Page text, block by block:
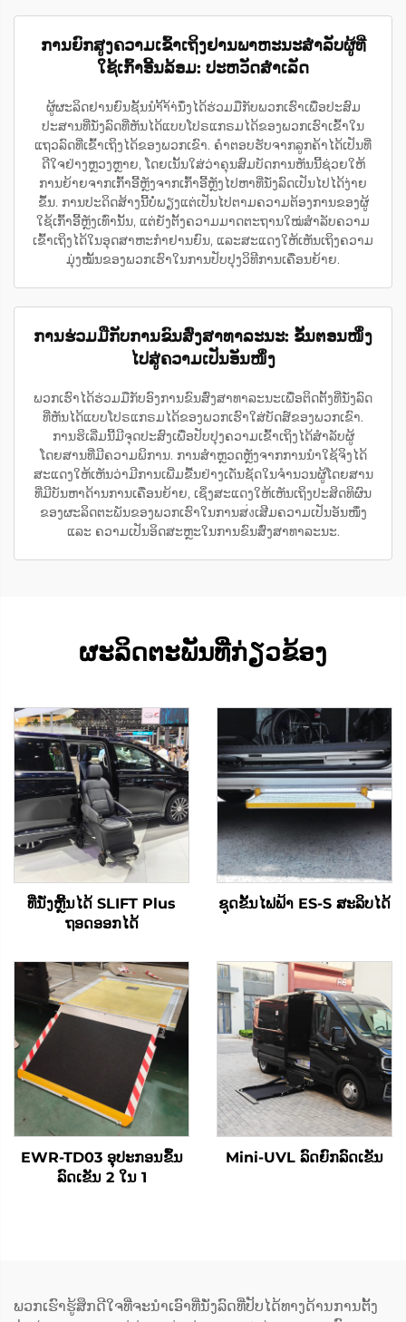
ການຍົກສູງຄວາມເຂົ້າເຖິງຢານພາຫະນະສຳລັບຜູ້ທີ່
ໃຊ້ເກົ້າອີ້ນລ້ອມ: ປະຫວັດສຳເລັດ
ຜູ້ຜະລິດຢານຍົນຊັ້ນນຳ້້າ້າ່ນ່ຶ່ງໄດ້ຮ່ວມມືກັບພວກເຮົາເພື່ອປະສົມ
ປະສານທີ່ນັ່ງລົດທີ່ຫັນໄດ້ແບບໂປຣແກຣມໄດ້ຂອງພວກເຮົາເຂົ້າໃນ
ແຖວລົດທີ່ເຂົ້າເຖິງໄດ້ຂອງພວກເຂົາ. ຄຳຕອບຮັບຈາກລູກຄ້າໄດ້ເປັນທີ່
ດີໃຈຢ່າງຫຼວງຫຼາຍ, ໂດຍເນັ້ນໃສ່ວ່າຄຸນສົມບັດການຫັນນີ້ຊ່ວຍໃຫ້
ການຍ້າຍຈາກເກົ້າອີ້ຫຼັງຈາກເກົ້າອີ້ຫຼັງໄປຫາທີ່ນັ່ງລົດເປັນໄປໄດ້ງ່າຍ
ຂຶ້ນ. ການປະດິດສ້າງນີ້ບໍ່ພຽງແຕ່ເປັນໄປຕາມຄວາມຕ້ອງການຂອງຜູ້
ໃຊ້ເກົ້າອີ້ຫຼັງເທົ່ານັ້ນ, ແຕ່ຍັງຕັ້ງຄວາມມາດຕະຖານໃໝ່ສຳລັບຄວາມ
ເຂົ້າເຖິງໄດ້ໃນອຸດສາຫະກຳຢານຍົນ, ແລະສະແດງໃຫ້ເຫັນເຖິງຄວາມ
ມຸ່ງໝັ້ນຂອງພວກເຮົາໃນການປັບປຸງວິທີການເຄື່ອນຍ້າຍ.
ການຮ່ວມມືກັບການຂົນສົ່ງສາທາລະນະ: ຂັ້ນຕອນໜຶ່ງ
ໄປສູ່ຄວາມເປັນອັນໜຶ່ງ
ພວກເຮົາໄດ້ຮ່ວມມືກັບອົງການຂົນສົ່ງສາທາລະນະເພື່ອຕິດຕັ້ງທີ່ນັ່ງລົດ
ທີ່ຫັນໄດ້ແບບໂປຣແກຣມໄດ້ຂອງພວກເຮົາໃສ່ບັດສ໌ຂອງພວກເຂົາ.
ການຮິເລີ່ມນີ້ມີຈຸດປະສົງເພື່ອປັບປຸງຄວາມເຂົ້າເຖິງໄດ້ສຳລັບຜູ້
ໂດຍສານທີ່ມີຄວາມພິການ. ການສຳຫຼວດຫຼັງຈາກການນຳໃຊ້ຈິງໄດ້
ສະແດງໃຫ້ເຫັນວ່າມີການເພີ່ມຂື້ນຢ່າງເດັ່ນຊັດໃນຈຳນວນຜູ້ໂດຍສານ
ທີ່ມີບັນຫາດ້ານການເຄື່ອນຍ້າຍ, ເຊິ່ງສະແດງໃຫ້ເຫັນເຖິງປະສິດທິຜົນ
ຂອງຜະລິດຕະພັນຂອງພວກເຮົາໃນການສ่งເສີມຄວາມເປັນອັນໜຶ່ງ
ແລະ ຄວາມເປັນອິດສະຫຼະໃນການຂົນສົ່ງສາທາລະນະ.
ຜະລິດຕະພັນທີ່ກ່ຽວຂ້ອງ
ທີ່ນັ່ງຫຼີ້ນໄດ້ SLIFT Plus
ຖອດອອກໄດ້
ຊຸດຂັ້ນໄຟຟ້າ ES-S ສະລິບໄດ້
EWR-TD03 ອຸປະກອນຂຶ້ນ
ລົດເຂັນ 2 ໃນ 1
Mini-UVL ລົດຍົກລົດເຂັນ
ພວກເຮົາຮູ້ສຶກດີໃຈທີ່ຈະນຳເອົາທີ່ນັ່ງລົດທີ່ປັບໄດ້ທາງດ້ານການຕັ້ງ